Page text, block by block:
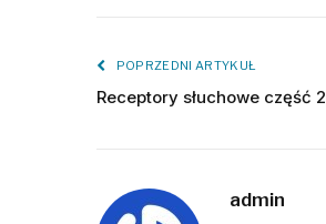
POPRZEDNI ARTYKUŁ
Receptory słuchowe część 2
admin